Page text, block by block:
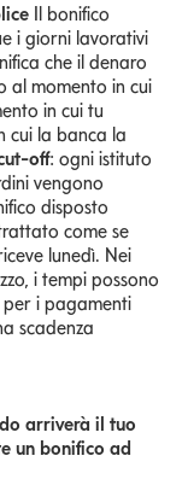
Il bonifico
i giorni lavorativi
che il denaro
al momento in cui
in cui tu
cui la banca la
off: ogni istituto
vengono
disposto
come se
lunedì. Nei
i tempi possono
i pagamenti
scadenza
arriverà il tuo
un bonifico ad